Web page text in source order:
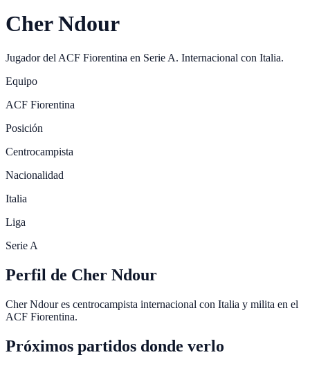
Cher Ndour
Jugador del ACF Fiorentina en Serie A. Internacional con Italia.
Equipo
ACF Fiorentina
Posición
Centrocampista
Nacionalidad
Italia
Liga
Serie A
Perfil de Cher Ndour
Cher Ndour es centrocampista internacional con Italia y milita en el
ACF Fiorentina.
Próximos partidos donde verlo